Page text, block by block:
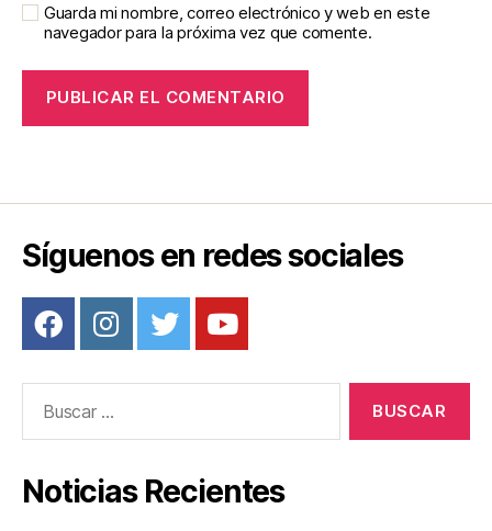
Guarda mi nombre, correo electrónico y web en este
navegador para la próxima vez que comente.
Síguenos en redes sociales
Noticias Recientes